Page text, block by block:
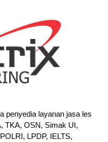
penyedia layanan jasa les
TKA, OSN, Simak UI,
LPDP, IELTS,